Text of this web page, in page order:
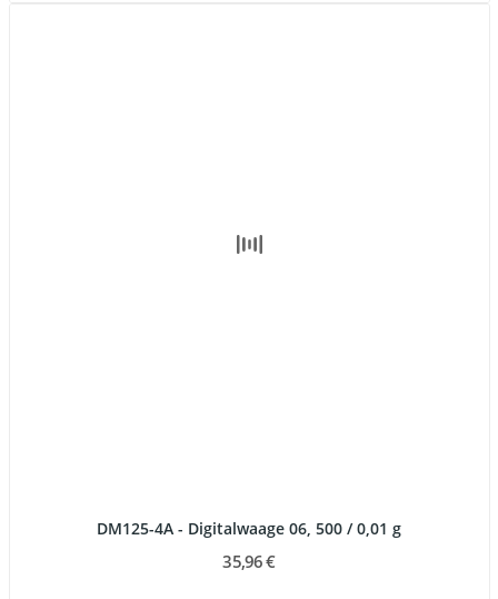
DM125-4A - Digitalwaage 06, 500 / 0,01 g
35,96 €